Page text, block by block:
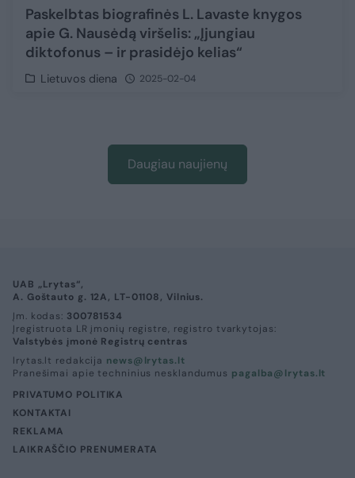
Paskelbtas biografinės L. Lavaste knygos
apie G. Nausėdą viršelis: „Įjungiau
diktofonus – ir prasidėjo kelias“
Lietuvos diena 2025-02-04
Daugiau naujienų
UAB „Lrytas“,
A. Goštauto g. 12A, LT-01108, Vilnius.
Įm. kodas: 300781534
Įregistruota LR įmonių registre, registro tvarkytojas:
Valstybės įmonė Registrų centras
lrytas.lt redakcija news@lrytas.lt
Pranešimai apie techninius nesklandumus pagalba@lrytas.lt
PRIVATUMO POLITIKA
KONTAKTAI
REKLAMA
LAIKRAŠČIO PRENUMERATA